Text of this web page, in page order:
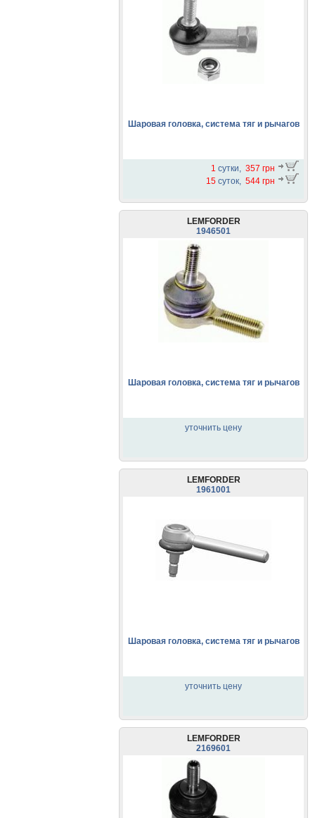
Шаровая головка, система тяг и рычагов
1 сутки, 357 грн
15 суток, 544 грн
LEMFORDER
1946501
Шаровая головка, система тяг и рычагов
уточнить цену
LEMFORDER
1961001
Шаровая головка, система тяг и рычагов
уточнить цену
LEMFORDER
2169601